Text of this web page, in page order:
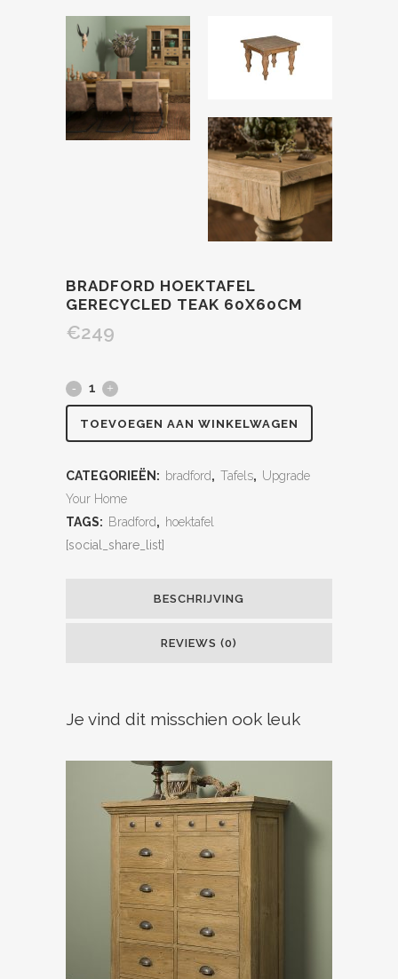
BRADFORD HOEKTAFEL
GERECYCLED TEAK 60X60CM
€249
TOEVOEGEN AAN WINKELWAGEN
CATEGORIEËN: bradford, Tafels, Upgrade
Your Home
TAGS: Bradford, hoektafel
[social_share_list]
BESCHRIJVING
REVIEWS (0)
Je vind dit misschien ook leuk